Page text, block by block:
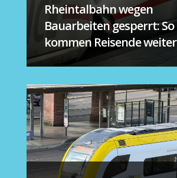
Rheintalbahn wegen
Bauarbeiten gesperrt: So
kommen Reisende weiter